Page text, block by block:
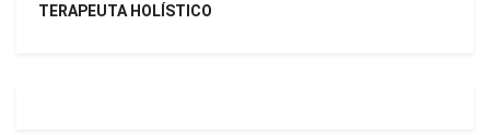
TERAPEUTA HOLÍSTICO